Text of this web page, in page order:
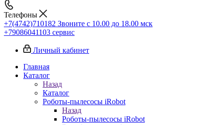
Телефоны
+7(4742)710182 Звоните с 10.00 до 18.00 мск
+79086041103 сервис
Личный кабинет
Главная
Каталог
Назад
Каталог
Роботы-пылесосы iRobot
Назад
Роботы-пылесосы iRobot